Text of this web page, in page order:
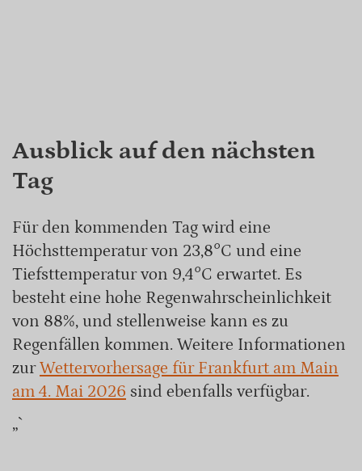
Ausblick auf den nächsten
Tag
Für den kommenden Tag wird eine
Höchsttemperatur von 23,8°C und eine
Tiefsttemperatur von 9,4°C erwartet. Es
besteht eine hohe Regenwahrscheinlichkeit
von 88%, und stellenweise kann es zu
Regenfällen kommen. Weitere Informationen
zurWettervorhersage für Frankfurt am Main
am 4. Mai 2026 sind ebenfalls verfügbar.
„`